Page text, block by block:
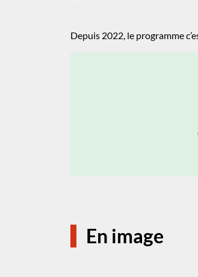
Depuis 2022, le programme
En image